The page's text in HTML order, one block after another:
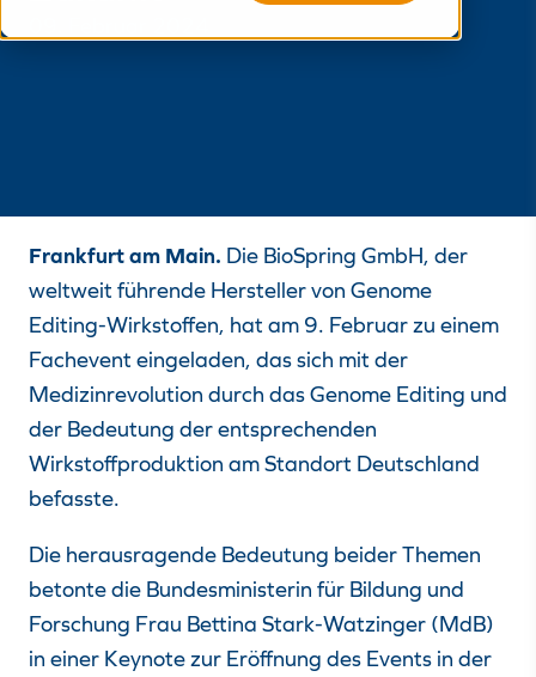
Frankfurt am Main. Die BioSpring GmbH, der
weltweit führende Hersteller von Genome
Editing-Wirkstoffen, hat am 9. Februar zu einem
Fachevent eingeladen, das sich mit der
Medizinrevolution durch das Genome Editing und
der Bedeutung der entsprechenden
Wirkstoffproduktion am Standort Deutschland
befasste.
Die herausragende Bedeutung beider Themen
betonte die Bundesministerin für Bildung und
Forschung Frau Bettina Stark-Watzinger (MdB)
in einer Keynote zur Eröffnung des Events in der